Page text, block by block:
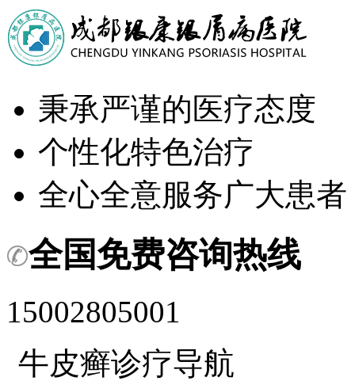
秉承严谨的医疗态度
个性化特色治疗
全心全意服务广大患者
全国免费咨询热线
15002805001
牛皮癣诊疗导航